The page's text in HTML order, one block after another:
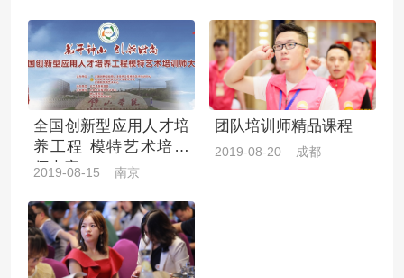
全国创新型应用人才培
养工程 模特艺术培训
师大赛
2019-08-15 南京
团队培训师精品课程
2019-08-20 成都